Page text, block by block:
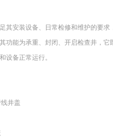
其安装设备、日常检修和维护的要
功能为承重、封闭、开启检查井，
设备正常运行。
井盖